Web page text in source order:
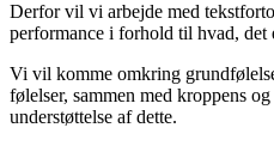
Derfor vil vi arbejde med
performance i forhold til hvad, det
Vi vil komme omkring
følelser, sammen med kroppens
understøttelse af dette.